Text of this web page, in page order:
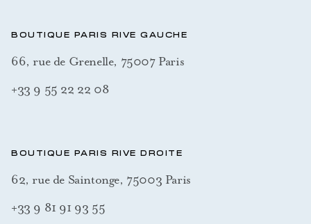
BOUTIQUE PARIS RIVE GAUCHE
66, rue de Grenelle, 75007 Paris
+33 9 55 22 22 08
BOUTIQUE PARIS RIVE DROITE
62, rue de Saintonge, 75003 Paris
+33 9 81 91 93 55